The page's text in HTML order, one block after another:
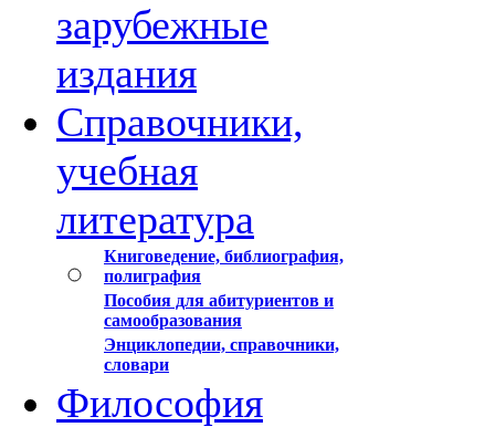
зарубежные
издания
Справочники,
учебная
литература
Книговедение, библиография,
полиграфия
Пособия для абитуриентов и
самообразования
Энциклопедии, справочники,
словари
Философия